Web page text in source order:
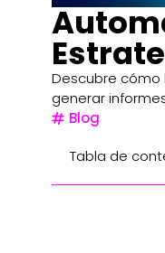
Descubre cómo
generar
Blog
Tabla de